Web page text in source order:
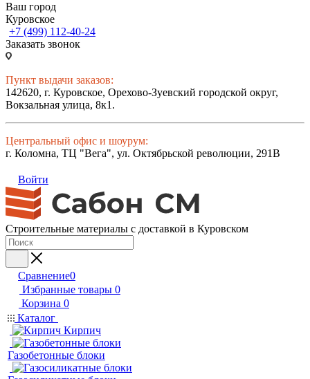
Ваш город
Куровское
+7 (499) 112-40-24
Заказать звонок
Пункт выдачи заказов:
142620, г. Куровское, Орехово-Зуевский городской округ,
Вокзальная улица, 8к1.
Центральный офис и шоурум:
г. Коломна, ТЦ "Вега", ул. Октябрьской революции, 291В
Войти
Строительные материалы с доставкой в Куровском
Сравнение0
Избранные товары 0
Корзина 0
Каталог
Кирпич
Газобетонные блоки